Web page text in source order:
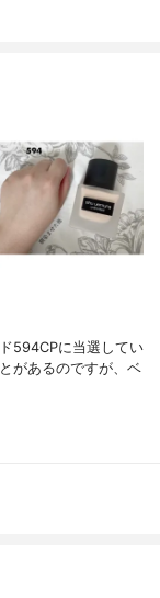
594CPに当選してい
があるのですが、ベ